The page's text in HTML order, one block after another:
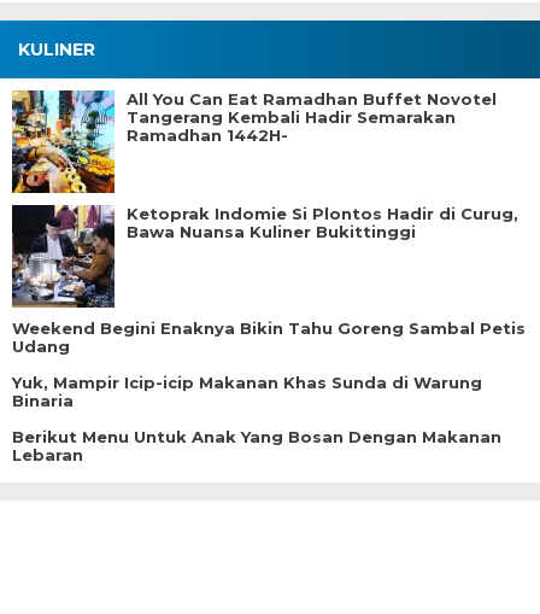
KULINER
All You Can Eat Ramadhan Buffet Novotel
Tangerang Kembali Hadir Semarakan
Ramadhan 1442H-
Ketoprak Indomie Si Plontos Hadir di Curug,
Bawa Nuansa Kuliner Bukittinggi
Weekend Begini Enaknya Bikin Tahu Goreng Sambal Petis
Udang
Yuk, Mampir Icip-icip Makanan Khas Sunda di Warung
Binaria
Berikut Menu Untuk Anak Yang Bosan Dengan Makanan
Lebaran